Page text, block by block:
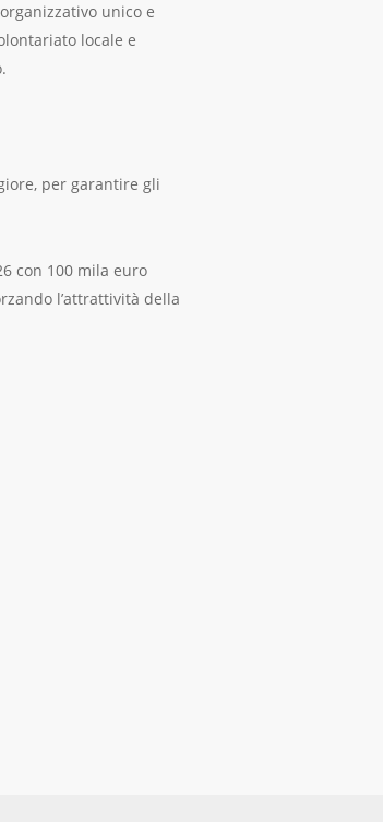
unico e
locale e
per garantire gli
con 100 mila euro
l’attrattività della